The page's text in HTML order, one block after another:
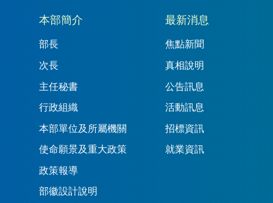
本部簡介
部長
次長
主任秘書
行政組織
本部單位及所屬機關
使命願景及重大政策
政策報導
部徽設計說明
最新消息
焦點新聞
真相說明
公告訊息
活動訊息
招標資訊
就業資訊